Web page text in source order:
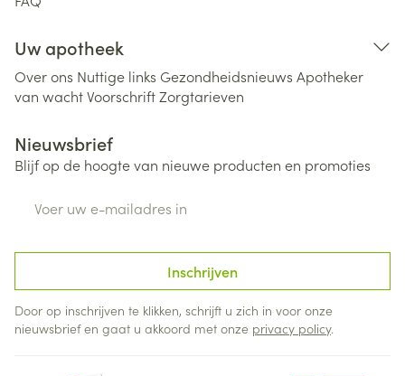
Uw apotheek
Over ons Nuttige links Gezondheidsnieuws Apotheker
van wachtVoorschriftZorgtarieven
Nieuwsbrief
Blijf op de hoogte van nieuwe producten en promoties
Inschrijven
Door op inschrijven te klikken, schrijft u zich in voor onze
nieuwsbrief en gaat u akkoord met onze privacy policy.